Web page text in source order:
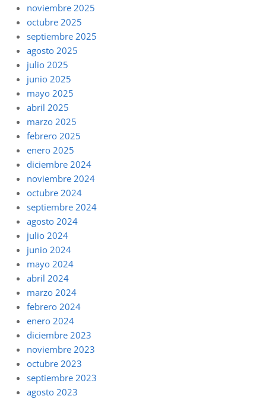
noviembre 2025
octubre 2025
septiembre 2025
agosto 2025
julio 2025
junio 2025
mayo 2025
abril 2025
marzo 2025
febrero 2025
enero 2025
diciembre 2024
noviembre 2024
octubre 2024
septiembre 2024
agosto 2024
julio 2024
junio 2024
mayo 2024
abril 2024
marzo 2024
febrero 2024
enero 2024
diciembre 2023
noviembre 2023
octubre 2023
septiembre 2023
agosto 2023